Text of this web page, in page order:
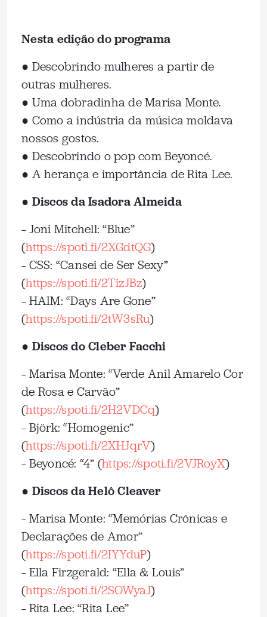
Nesta edição do programa
● Descobrindo mulheres a partir de
outras mulheres.
● Uma dobradinha de Marisa Monte.
● Como a indústria da música moldava
nossos gostos.
● Descobrindo o pop com Beyoncé.
● A herança e importância de Rita Lee.
● Discos da Isadora Almeida
– Joni Mitchell: “Blue”
(https://spoti.fi/2XGdtQG)
– CSS: “Cansei de Ser Sexy”
(https://spoti.fi/2TizJBz)
– HAIM: “Days Are Gone”
(https://spoti.fi/2tW3sRu)
● Discos do Cleber Facchi
– Marisa Monte: “Verde Anil Amarelo Cor
de Rosa e Carvão”
(https://spoti.fi/2H2VDCq)
– Björk: “Homogenic”
(https://spoti.fi/2XHJqrV)
– Beyoncé: “4” (https://spoti.fi/2VJRoyX)
● Discos da Helô Cleaver
– Marisa Monte: “Memórias Crônicas e
Declarações de Amor”
(https://spoti.fi/2IYYduP)
– Ella Firzgerald: “Ella & Louis”
(https://spoti.fi/2SOWyaJ)
– Rita Lee: “Rita Lee”